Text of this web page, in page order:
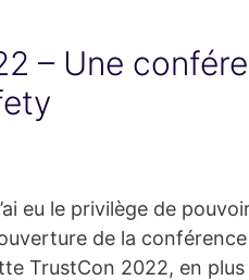
– Une
eu le privilège de
de la
TrustCon 2022, en plus